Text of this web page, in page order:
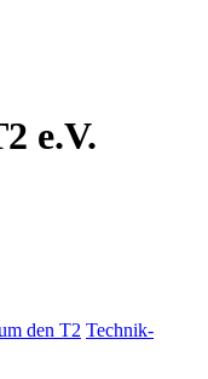
e.V.
den T2 Technik-